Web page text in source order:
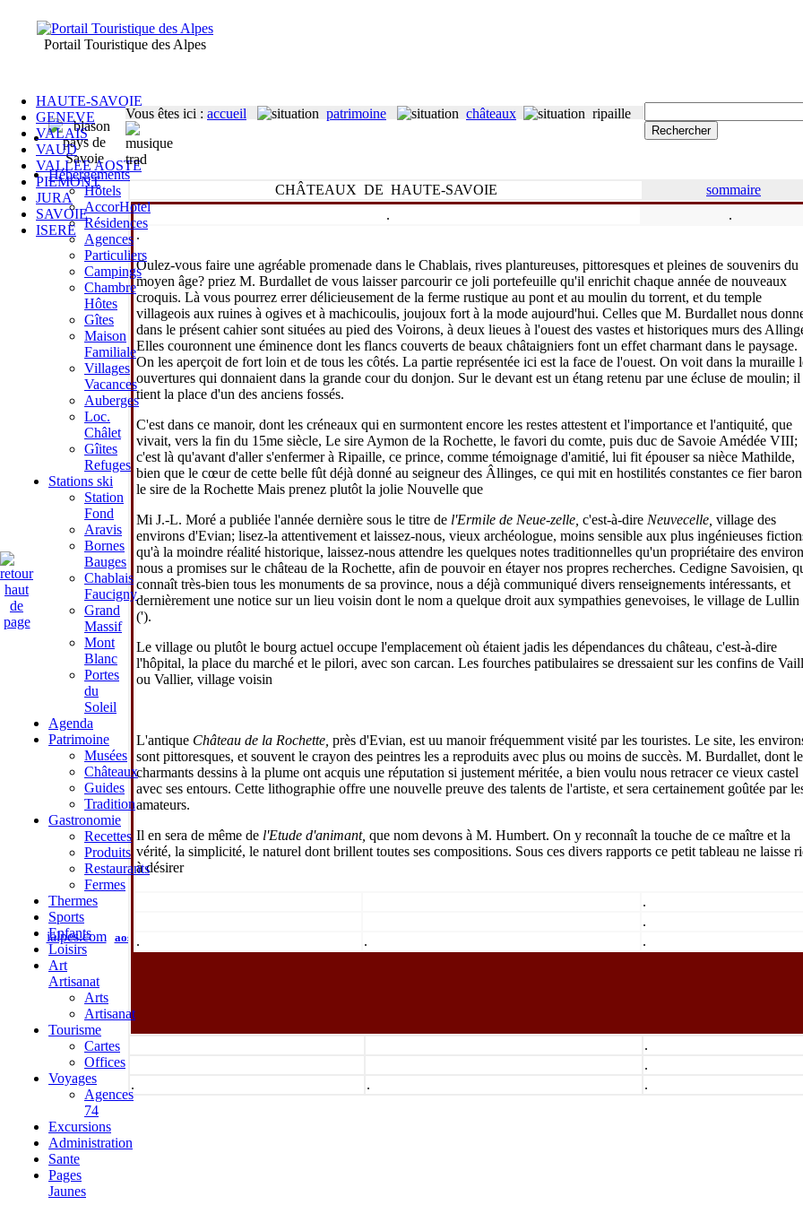
ialpes.com aoste
Plan
administration
mentions légales ©2003ialpes N° CNIL: 866 565
Hébergements
Hôtels
AccorHotel
Résidences
Agences
Particuliers
Campings
Chambre
Hôtes
Gîtes
Maison
Familiale
Villages
Vacances
Auberges
Loc.
Châlet
Gîites
Refuges
Stations ski
Station
Fond
Aravis
Bornes
Bauges
Chablais
Faucigny
Grand
Massif
Mont
Blanc
Portes
du
Soleil
Agenda
Patrimoine
Musées
Châteaux
Guides
Tradition
Gastronomie
Recettes
Produits
Restaurants
Fermes
Thermes
Sports
Enfants
Loisirs
Art
Artisanat
Arts
Artisanat
Tourisme
Cartes
Offices
Voyages
Agences
74
Excursions
Administration
Sante
Pages
Jaunes
HAUTE-SAVOIE
GENEVE
VALAIS
VAUD
VALLEE AOSTE
PIEMONT
JURA
SAVOIE
ISERE
Portail Touristique des Alpes
CHÂTEAUX DE HAUTE-SAVOIE
sommaire
.
.
.
Oulez-vous faire une agréable promenade dans le Chablais, rives plantureuses, pittoresques et pleines de souvenirs du
moyen âge? priez M. Burdallet de vous laisser parcourir ce joli portefeuille qu'il enrichit chaque année de nouveaux
croquis. Là vous pourrez errer délicieusement de la ferme rustique au pont et au moulin du torrent, et du temple
villageois aux ruines à ogives et à machicoulis, joujoux fort à la mode aujourd'hui. Celles que M. Burdallet nous
dans le présent cahier sont situées au pied des Voirons, à deux lieues à l'ouest des vastes et historiques murs des
Elles couronnent une éminence dont les flancs couverts de beaux châtaigniers font un effet charmant dans le paysage.
On les aperçoit de fort loin et de tous les côtés. La partie représentée ici est la face de l'ouest. On voit dans la muraille
ouvertures qui donnaient dans la grande cour du donjon. Sur le devant est un étang retenu par une écluse de moulin; il
tient la place d'un des anciens fossés.
C'est dans ce manoir, dont les créneaux qui en surmontent encore les restes attestent et l'importance et l'antiquité, que
vivait, vers la fin du 15me siècle, Le sire Aymon de la Rochette, le favori du comte, puis duc de Savoie Amédée VIII;
c'est là qu'avant d'aller s'enfermer à Ripaille, ce prince, comme témoignage d'amitié, lui fit épouser sa nièce Mathilde,
bien que le cœur de cette belle fût déjà donné au seigneur des Âllinges, ce qui mit en hostilités constantes ce fier
le sire de la Rochette Mais prenez plutôt la jolie Nouvelle que
Mi J.-L. Moré a publiée l'année dernière sous le titre de l'Ermile de Neue-zelle, c'est-à-dire Neuvecelle, village des
environs d'Evian; lisez-la attentivement et laissez-nous, vieux archéologue, moins sensible aux plus ingénieuses
qu'à la moindre réalité historique, laissez-nous attendre les quelques notes traditionnelles qu'un propriétaire des
nous a promises sur le château de la Rochette, afin de pouvoir en étayer nos propres recherches. Cedigne Savoisien,
connaît très-bien tous les monuments de sa province, nous a déjà communiqué divers renseignements intéressants, et
dernièrement une notice sur un lieu voisin dont le nom a quelque droit aux sympathies genevoises, le village de Lullin
(').
Le village ou plutôt le bourg actuel occupe l'emplacement où étaient jadis les dépendances du château, c'est-à-dire
l'hôpital, la place du marché et le pilori, avec son carcan. Les fourches patibulaires se dressaient sur les confins de
ou Vallier, village voisin
L'antique Château de la Rochette, près d'Evian, est uu manoir fréquemment visité par les touristes. Le site, les
sont pittoresques, et souvent le crayon des peintres les a reproduits avec plus ou moins de succès. M. Burdallet, dont
charmants dessins à la plume ont acquis une réputation si justement méritée, a bien voulu nous retracer ce vieux castel
avec ses entours. Cette lithographie offre une nouvelle preuve des talents de l'artiste, et sera certainement goûtée par
amateurs.
Il en sera de même de l'Etude d'animant, que nom devons à M. Humbert. On y reconnaît la touche de ce maître et la
vérité, la simplicité, le naturel dont brillent toutes ses compositions. Sous ces divers rapports ce petit tableau ne laisse
à désirer
.
.
.
. .
.
.
.
. .
Vous êtes ici : accueil patrimoine châteaux ripaille